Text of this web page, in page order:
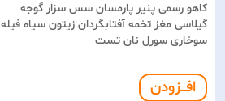
کاهو رسمی پنیر پارمسان سس سزار گوجه
گیلاسی مغز تخمه آفتابگردان زیتون سیاه فیله
سوخاری سورل نان تست
افـــزودن